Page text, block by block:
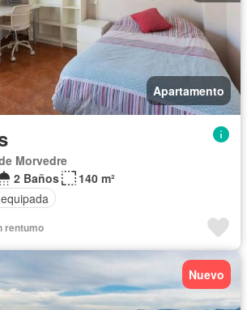
Apartamento
Morvedre
2 Baños
140 m²
rentumo
Nuevo